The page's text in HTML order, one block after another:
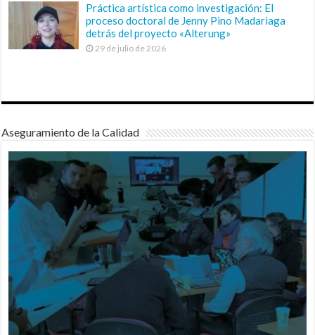
Práctica artística como investigación: El
proceso doctoral de Jenny Pino Madariaga
detrás del proyecto «Alterung»
29 de julio de 2026
Aseguramiento de la Calidad